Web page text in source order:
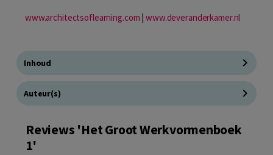
www.architectsoflearning.com |www.deveranderkamer.nl
Inhoud
Auteur(s)
Reviews 'Het Groot Werkvormenboek
1'